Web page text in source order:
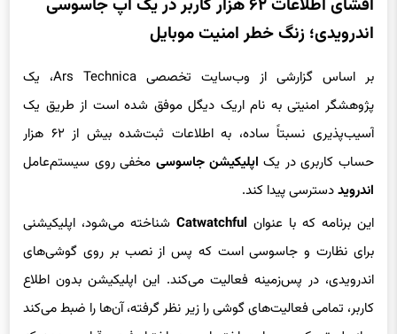
افشای اطلاعات ۶۲ هزار کاربر در یک اپ جاسوسی
بر اساس گزارشی از وب‌سایت تخصصی Ars Technica، یک
پژوهشگر امنیتی به نام اریک دیگل موفق شده است از طریق یک
آسیب‌پذیری نسبتاً ساده، به اطلاعات ثبت‌شده بیش از ۶۲ هزار
حساب کاربری در یکاپلیکیشن جاسوسی
اندرویددسترسی پیدا کند.
این برنامه که با عنوان Catwatchfulشناخته می‌شود، اپلیکیشنی
برای نظارت و جاسوسی است که پس از نصب بر روی گوشی‌های
اندرویدی، در پس‌زمینه فعالیت می‌کند. این اپلیکیشن بدون اطلاع